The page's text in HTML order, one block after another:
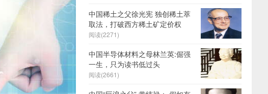
中国稀土之父徐光宪 独创稀土萃
取法，打破西方稀土矿定价权
阅读(2271)
中国半导体材料之母林兰英:倔强
一生，只为读书低过头
阅读(2661)